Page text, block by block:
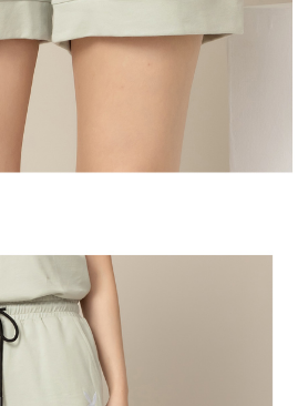
仍有額度不足之情形，本公司將視審查結果
用他人資訊註冊。若發現惡意使用之情形，
止該用戶之使用額度並採取法律行動。